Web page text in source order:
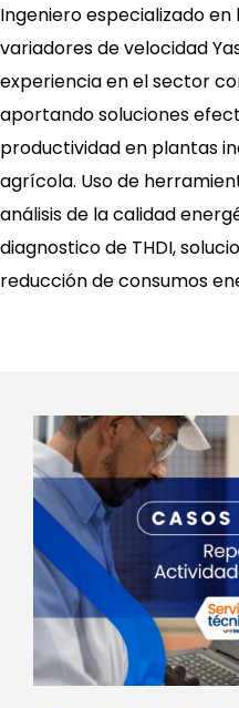
Ingeniero especializado
variadores de velocidad
experiencia en el sector
aportando soluciones
productividad en plantas
agrícola. Uso de
análisis de la calidad
diagnostico de THDI,
reducción de consumos